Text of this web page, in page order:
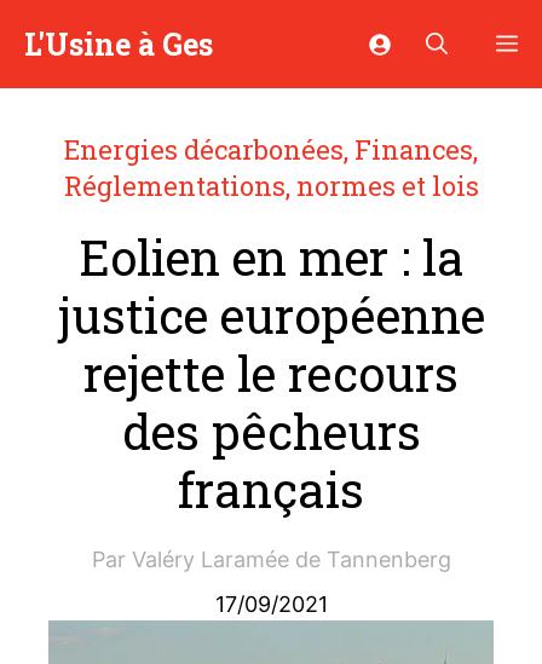
L'Usine à Ges
Energies décarbonées, Finances,
Réglementations, normes et lois
Eolien en mer : la
justice européenne
rejette le recours
des pêcheurs
français
Par Valéry Laramée de Tannenberg
17/09/2021